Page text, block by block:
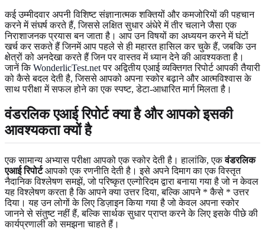
कई उम्मीदवार अपनी विशिष्ट संज्ञानात्मक शक्तियों और कमजोरियों की पहचान
करने में संघर्ष करते हैं, जिससे लक्षित सुधार अंधेरे में तीर चलाने जैसा एक
निराशाजनक प्रयास बन जाता है। आप उन विषयों का अध्ययन करने में घंटों
खर्च कर सकते हैं जिनमें आप पहले से ही महारत हासिल कर चुके हैं, जबकि उन
क्षेत्रों को अनदेखा करते हैं जिन पर वास्तव में ध्यान देने की आवश्यकता है।
जानें किWonderlicTest.netपर अद्वितीय एआई व्यक्तिगत रिपोर्ट आपकी तैयारी
को कैसे बदल देती है, जिससे आपको अपना स्कोर बढ़ाने और आत्मविश्वास के
साथ परीक्षा में सफल होने का एक स्पष्ट, डेटा-आधारित मार्ग मिलता है।
वंडरलिक एआई रिपोर्ट क्या है और आपको इसकी
आवश्यकता क्यों है
एक सामान्य अभ्यास परीक्षा आपको एक स्कोर देती है। हालांकि, एकवंडरलिक
एआई रिपोर्टआपको एक रणनीति देती है। इसे अपने दिमाग का एक विस्तृत
नैदानिक विश्लेषण समझें, जो परिष्कृत एल्गोरिदम द्वारा बनाया गया है जो न केवल
यह विश्लेषण करता है कि आपने क्या उत्तर दिया, बल्कि आपने * कैसे * उत्तर
दिया। यह उन लोगों के लिए डिज़ाइन किया गया है जो केवल अपना स्कोर
जानने से संतुष्ट नहीं हैं, बल्कि सार्थक सुधार प्राप्त करने के लिए इसके पीछे की
कार्यप्रणाली को समझना चाहते हैं।